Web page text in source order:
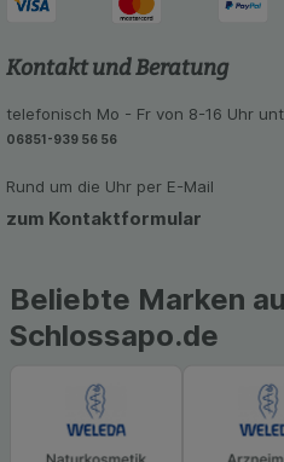
unsere Website weiter für
Werbung auf Drittseiten
zu gestalten. Bitte
hierfür teilweise an Dritte
soziale Medien übertragen
Kontakt und Beratung
telefonisch Mo - Fr von 8-16 Uhr
06851-939 56 56
Rund um die Uhr per E-Mail
zum Kontaktformular
Beliebte Marken
Schlossapo.de